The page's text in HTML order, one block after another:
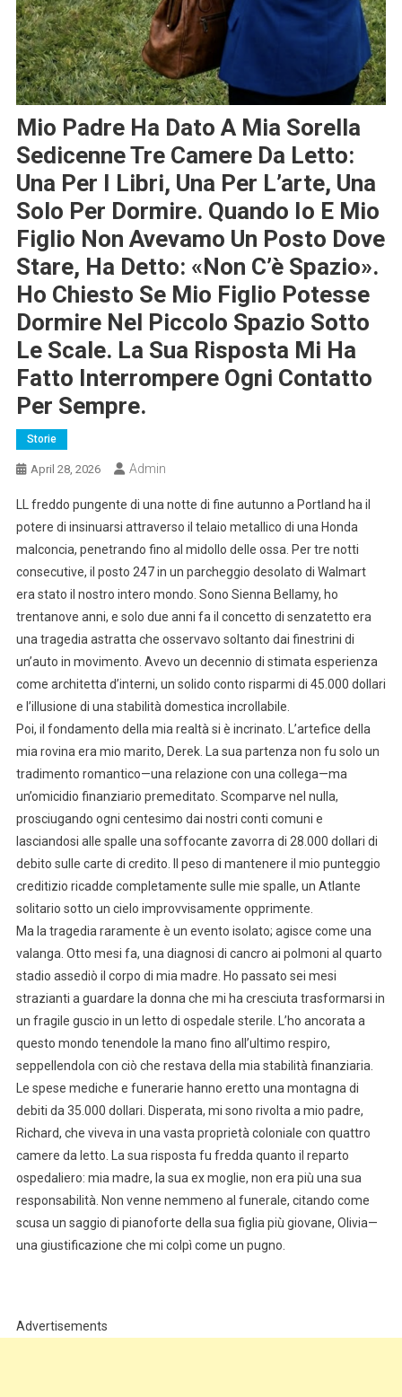
Mio Padre Ha Dato A Mia Sorella
Sedicenne Tre Camere Da Letto:
Una Per I Libri, Una Per L’arte, Una
Solo Per Dormire. Quando Io E Mio
Figlio Non Avevamo Un Posto Dove
Stare, Ha Detto: «Non C’è Spazio».
Ho Chiesto Se Mio Figlio Potesse
Dormire Nel Piccolo Spazio Sotto
Le Scale. La Sua Risposta Mi Ha
Fatto Interrompere Ogni Contatto
Per Sempre.
Storie
April 28, 2026 Admin
LL freddo pungente di una notte di fine autunno a Portland ha il
potere di insinuarsi attraverso il telaio metallico di una Honda
malconcia, penetrando fino al midollo delle ossa. Per tre notti
consecutive, il posto 247 in un parcheggio desolato di Walmart
era stato il nostro intero mondo. Sono Sienna Bellamy, ho
trentanove anni, e solo due anni fa il concetto di senzatetto era
una tragedia astratta che osservavo soltanto dai finestrini di
un’auto in movimento. Avevo un decennio di stimata esperienza
come architetta d’interni, un solido conto risparmi di 45.000 dollari
e l’illusione di una stabilità domestica incrollabile.
Poi, il fondamento della mia realtà si è incrinato. L’artefice della
mia rovina era mio marito, Derek. La sua partenza non fu solo un
tradimento romantico—una relazione con una collega—ma
un’omicidio finanziario premeditato. Scomparve nel nulla,
prosciugando ogni centesimo dai nostri conti comuni e
lasciandosi alle spalle una soffocante zavorra di 28.000 dollari di
debito sulle carte di credito. Il peso di mantenere il mio punteggio
creditizio ricadde completamente sulle mie spalle, un Atlante
solitario sotto un cielo improvvisamente opprimente.
Ma la tragedia raramente è un evento isolato; agisce come una
valanga. Otto mesi fa, una diagnosi di cancro ai polmoni al quarto
stadio assediò il corpo di mia madre. Ho passato sei mesi
strazianti a guardare la donna che mi ha cresciuta trasformarsi in
un fragile guscio in un letto di ospedale sterile. L’ho ancorata a
questo mondo tenendole la mano fino all’ultimo respiro,
seppellendola con ciò che restava della mia stabilità finanziaria.
Le spese mediche e funerarie hanno eretto una montagna di
debiti da 35.000 dollari. Disperata, mi sono rivolta a mio padre,
Richard, che viveva in una vasta proprietà coloniale con quattro
camere da letto. La sua risposta fu fredda quanto il reparto
ospedaliero: mia madre, la sua ex moglie, non era più una sua
responsabilità. Non venne nemmeno al funerale, citando come
scusa un saggio di pianoforte della sua figlia più giovane, Olivia—
una giustificazione che mi colpì come un pugno.
Advertisements